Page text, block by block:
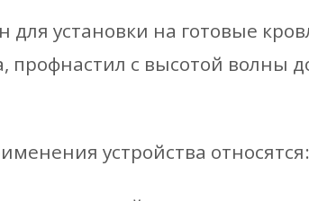
универсальным
установки на готовые
профнастил с высотой волны
устройства относятся: